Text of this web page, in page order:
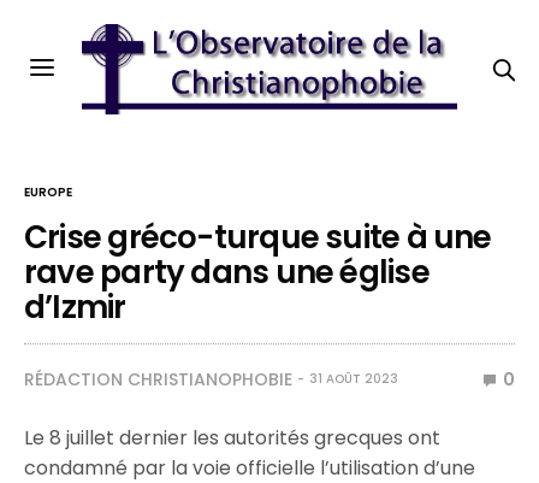
EUROPE
Crise gréco-turque suite à une
rave party dans une église
d’Izmir
RÉDACTION CHRISTIANOPHOBIE 31 AOÛT 2023 0
Le 8 juillet dernier les autorités grecques ont
condamné par la voie officielle l’utilisation d’une